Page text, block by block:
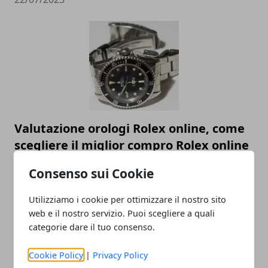
Consenso sui Cookie
Utilizziamo i cookie per ottimizzare il nostro sito
web e il nostro servizio. Puoi scegliere a quali
categorie dare il tuo consenso.
Cookie Policy | Privacy Policy
Valutazione orologi Rolex online, come
scegliere il miglior compro Rolex online